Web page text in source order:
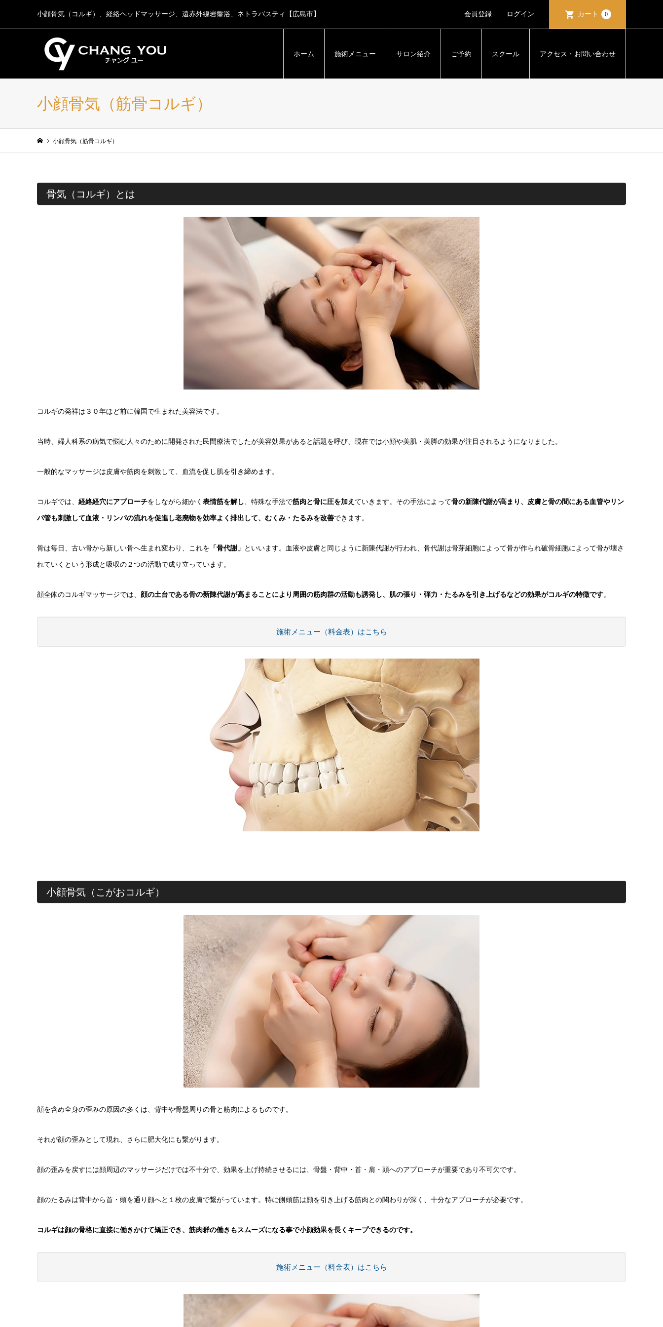
小顔骨気（コルギ）、経絡ヘッドマッサージ、遠赤外線岩盤浴、ネトラバスティ【広島市】 会員登録 ログイン カート 0
ホーム 施術メニュー サロン紹介 ご予約 スクール アクセス・お問い合わせ
小顔骨気（筋骨コルギ）
小顔骨気（筋骨コルギ）
骨気（コルギ）とは
コルギの発祥は３０年ほど前に韓国で生まれた美容法です。
当時、婦人科系の病気で悩む人々のために開発された民間療法でしたが美容効果があると話題を呼び、現在では小顔や美肌・美脚の効果が注目されるようになりました。
一般的なマッサージは皮膚や筋肉を刺激して、血流を促し肌を引き締めます。
コルギでは、 経絡経穴にアプローチをしながら細かく 表情筋を解し 、特殊な手法で筋肉と骨に圧を加え ていきます。その手法によって骨の新陳代謝が高まり、皮膚と骨の間にある血管やリン
パ管も刺激して血液・リンパの流れを促進し老廃物を効率よく排出して、むくみ・たるみを改善できます。
​骨は毎日、古い骨から新しい骨へ生まれ変わり、これを 「骨代謝」 といいます。血液や皮膚と同じように新陳代謝が行われ、骨代謝は骨芽細胞によって骨が作られ破骨細胞によって骨が壊さ
れていくという形成と吸収の２つの活動で成り立っています。
顔全体のコルギマッサージでは、 顔の土台である骨の新陳代謝が高まることにより周囲の筋肉群の活動も誘発し、肌の張り・弾力・たるみを引き上げるなどの効果がコルギの特徴です。
施術メニュー（料金表）はこちら
小顔骨気（こがおコルギ）
顔を含め全身の歪みの原因の多くは、背中や骨盤周りの骨と筋肉によるものです。
それが顔の歪みとして現れ、さらに肥大化にも繋がります。
顔の歪みを戻すには顔周辺のマッサージだけでは不十分で、効果を上げ持続させるには、骨盤・背中・首・肩・頭へのアプローチが重要であり不可欠です。
顔のたるみは背中から首・頭を通り顔へと１枚の皮膚で繋がっています。特に側頭筋は顔を引き上げる筋肉との関わりが深く、十分なアプローチが必要です。
コルギは顔の骨格に直接に働きかけて矯正でき、筋肉群の働きもスムーズになる事で小顔効果を長くキープできるのです。
施術メニュー（料金表）はこちら